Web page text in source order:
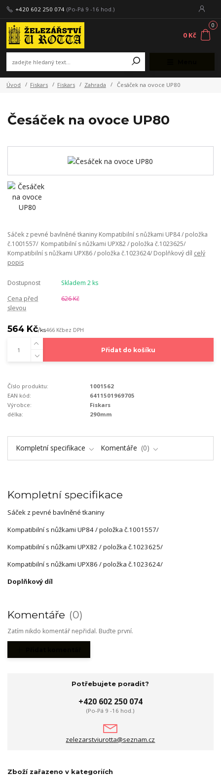
+420 602 250 074 (Po-Pá 9 -16 hod.)
0
0 Kč
Úvod Fiskars Fiskars Zahrada Česáček na ovoce UP80
Česáček na ovoce UP80
Sáček z pevné bavlněné tkaniny Kompatibilní s nůžkami UP84 / položka
č.1001557/ Kompatibilní s nůžkami UPX82 / položka č.1023625/
Kompatibilní s nůžkami UPX86 / položka č.1023624/ Doplňkový díl celý
popis
Dostupnost
Skladem 2 ks
Cena před
slevou
626 Kč
564 Kč/ks466 Kčbez DPH
Přidat do košíku
Číslo produktu:
1001562
EAN kód:
6411501969705
Výrobce:
Fiskars
délka:
290mm
Kompletní specifikace Komentáře 0
Kompletní specifikace
Sáček z pevné bavlněné tkaniny
Kompatibilní s nůžkami UP84 / položka č.1001557/
Kompatibilní s nůžkami UPX82 / položka č.1023625/
Kompatibilní s nůžkami UPX86 / položka č.1023624/
Doplňkový díl
Komentáře 0
Zatím nikdo komentář nepřidal. Buďte první.
Potřebujete poradit?
+420 602 250 074
(Po-Pá 9 -16 hod.)
zelezarstviurotta@seznam.cz
Zboží zařazeno v kategoriích